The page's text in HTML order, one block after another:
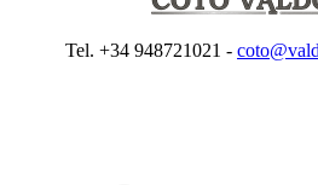
Tel. +34 948721021 -